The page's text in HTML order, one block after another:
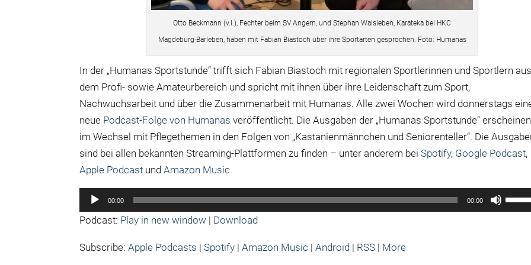
Otto Beckmann (v.l.), Fechter beim SV Angern, und Stephan Walsleben, Karateka bei HKC
Magdeburg-Barleben, haben mit Fabian Biastoch über ihre Sportarten gesprochen. Foto: Humanas
In der „Humanas Sportstunde“ trifft sich Fabian Biastoch mit regionalen Sportlerinnen und Sportlern aus
dem Profi- sowie Amateurbereich und spricht mit ihnen über ihre Leidenschaft zum Sport,
Nachwuchsarbeit und über die Zusammenarbeit mit Humanas. Alle zwei Wochen wird donnerstags
neue Podcast-Folge von Humanas veröffentlicht. Die Ausgaben der „Humanas Sportstunde“ erscheinen
im Wechsel mit Pflegethemen in den Folgen von „Kastanienmännchen und Seniorenteller“. Die
sind bei allen bekannten Streaming-Plattformen zu finden – unter anderem beiSpotify, Google Podcast,
Apple Podcast undAmazon Music.
Audio-
Player
00:00 00:00
Hoch/
Podcast: Play in new window | Download
Subscribe:Apple Podcasts |Spotify |Amazon Music |Android | RSS | More